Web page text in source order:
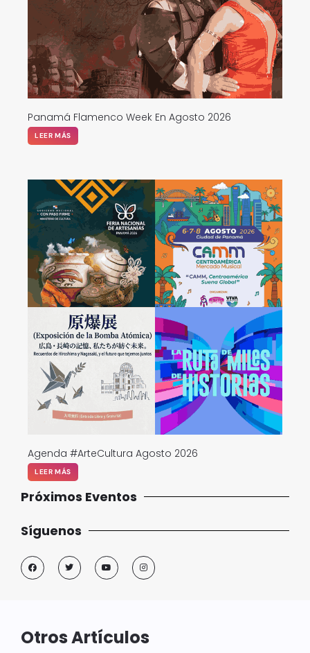
Panamá Flamenco Week En Agosto 2026
LEER MÁS
Agenda #ArteCultura Agosto 2026
LEER MÁS
Próximos Eventos
Síguenos
Otros Artículos